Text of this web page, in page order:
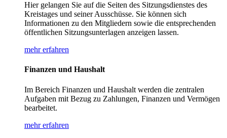
Hier gelangen Sie auf die Seiten des Sitzungsdienstes des
Kreistages und seiner Ausschüsse. Sie können sich
Informationen zu den Mitgliedern sowie die entsprechenden
öffentlichen Sitzungsunterlagen anzeigen lassen.
mehr erfahren
Finanzen und Haushalt
Im Bereich Finanzen und Haushalt werden die zentralen
Aufgaben mit Bezug zu Zahlungen, Finanzen und Vermögen
bearbeitet.
mehr erfahren